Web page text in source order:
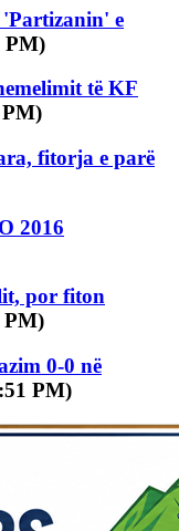
e
PM)
të KF
PM)
fitorja e parë
2016
por fiton
PM)
0-0 në
PM)